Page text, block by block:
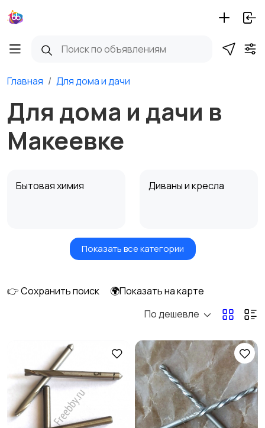
Главная Для дома и дачи
Для дома и дачи в
Макеевке
Бытовая химия Диваны и кресла
Кровати и матрасы Кухонные гарнитуры
Оформление
Охрана и
сигнализации
Подставки и тумбы
Показать все категории
👉 Сохранить поиск
🌍Показать на карте
По дешевле